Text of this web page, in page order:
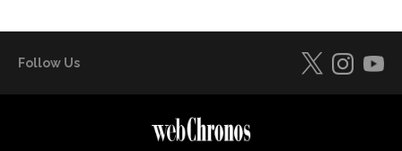
Follow Us